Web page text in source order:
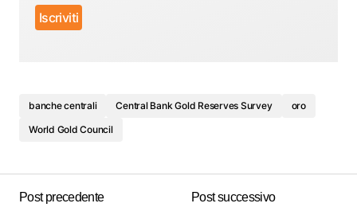
banche centrali Central Bank Gold Reserves Survey
oro
World Gold Council
Post precedente
Post successivo